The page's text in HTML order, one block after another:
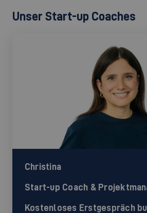
Unser Start-up Coaches
Christina
Start-up Coach &
Kostenloses Erstgespräch